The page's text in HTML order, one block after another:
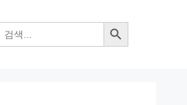
검색 버튼